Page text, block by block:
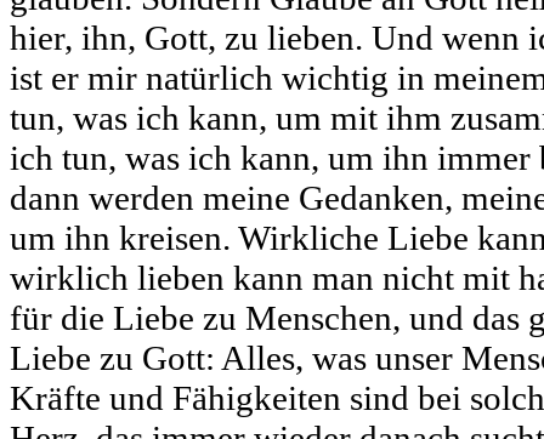
hier, ihn, Gott, zu lieben. Und wenn
ist er mir natürlich wichtig in
tun, was ich kann, um mit ihm
ich tun, was ich kann, um ihn immer
dann werden meine Gedanken,
um ihn kreisen. Wirkliche Liebe
wirklich lieben kann man nicht mit
für die Liebe zu Menschen, und das
Liebe zu Gott: Alles, was unser
Kräfte und Fähigkeiten sind bei